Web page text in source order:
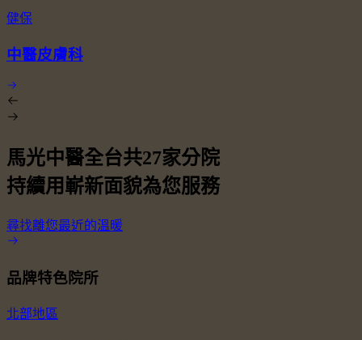
健保
中醫皮膚科
馬光中醫全台共27家分院
持續用嶄新面貌為您服務
尋找離您最近的溫暖
品牌特色院所
北部地區